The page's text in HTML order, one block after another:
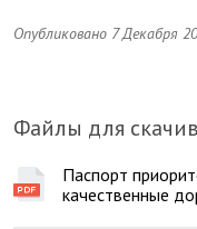
Опубликовано 7 Декабря
Файлы для
Паспорт
качественные